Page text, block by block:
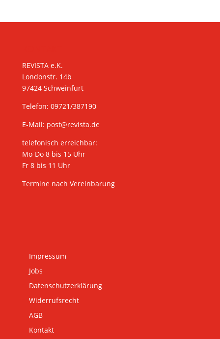
REVISTA e.K.
Londonstr. 14b
97424 Schweinfurt
Telefon: 09721/387190
E-Mail: post@revista.de
telefonisch erreichbar:
Mo-Do 8 bis 15 Uhr
Fr 8 bis 11 Uhr
Termine nach Vereinbarung
Impressum
Jobs
Datenschutzerklärung
Widerrufsrecht
AGB
Kontakt